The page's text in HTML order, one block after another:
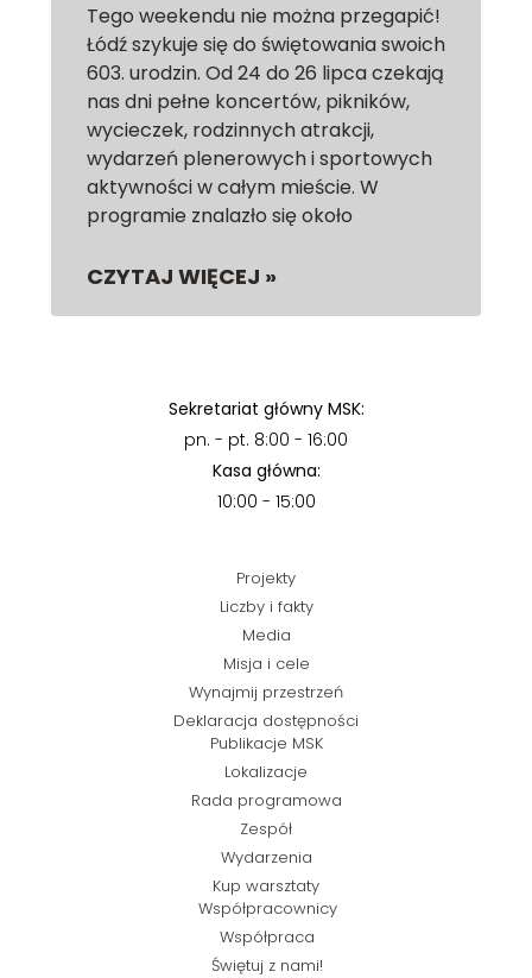
Tego weekendu nie można przegapić!
Łódź szykuje się do świętowania swoich
603. urodzin. Od 24 do 26 lipca czekają
nas dni pełne koncertów, pikników,
wycieczek, rodzinnych atrakcji,
wydarzeń plenerowych i sportowych
aktywności w całym mieście. W
programie znalazło się około
CZYTAJ WIĘCEJ »
Sekretariat główny MSK:
pn. - pt. 8:00 - 16:00
Kasa główna:
10:00 - 15:00
Projekty
Liczby i fakty
Media
Misja i cele
Wynajmij przestrzeń
Deklaracja dostępności
Publikacje MSK
Lokalizacje
Rada programowa
Zespół
Wydarzenia
Kup warsztaty
Współpracownicy
Współpraca
Świętuj z nami!